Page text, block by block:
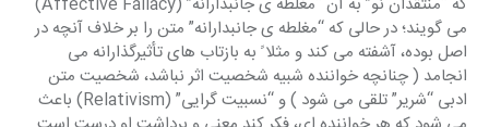
می گویند؛ در حالی که “مغلطه ی جانبدارانه” متن را بر خلاف آنچه در
اصل بوده، آشفته می کند و مثلا ً به بازتاب های تأثیرگذارانه می
انجامد ( چنانچه خواننده شبیه شخصیت اثر نباشد، شخصیت متن
ادبی “شریر” تلقی می شود ) و “نسبیت گرایی” (Relativism) باعث